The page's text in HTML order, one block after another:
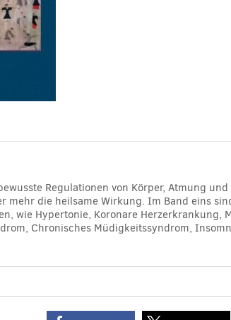
Regulationen von Körper, Atmung
mehr die heilsame Wirkung. Im Band eins
wie Hypertonie, Koronare Herzerkrankung,
Chronisches Müdigkeitssyndrom,